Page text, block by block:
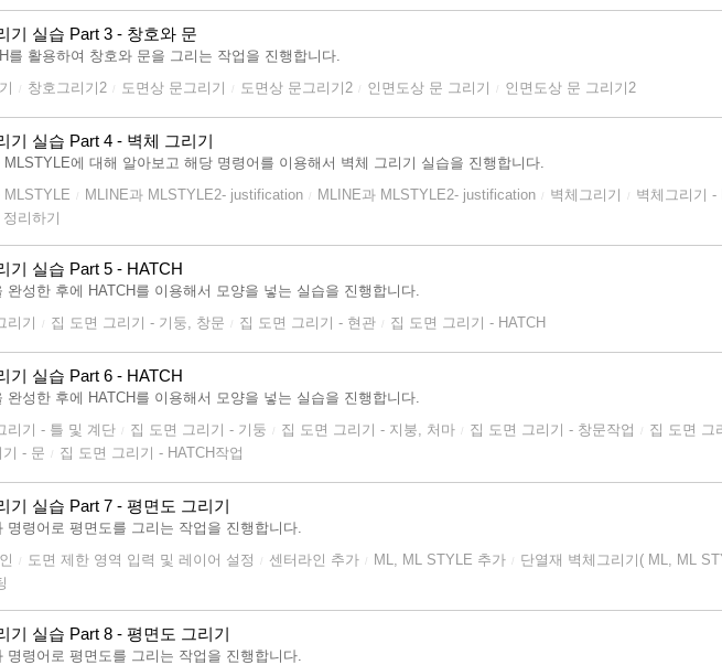
기 실습 Part 3 - 창호와 문
를 활용하여 창호와 문을 그리는 작업을 진행합니다.
창호그리기2 도면상 문그리기 도면상 문그리기2 인면도상 문 그리기 인면도상 문 그리기2
기 실습 Part 4 - 벽체 그리기
MLSTYLE에 대해 알아보고 해당 명령어를 이용해서 벽체 그리기 실습을 진행합니다.
MLSTYLE
MLINE과 MLSTYLE2- justification MLINE과 MLSTYLE2- justification 벽체그리기 벽체그리기 -
리하기
기 실습 Part 5 - HATCH
완성한 후에 HATCH를 이용해서 모양을 넣는 실습을 진행합니다.
리기
집 도면 그리기 - 기둥, 창문 집 도면 그리기 - 현관 집 도면 그리기 - HATCH
기 실습 Part 6 - HATCH
완성한 후에 HATCH를 이용해서 모양을 넣는 실습을 진행합니다.
리기 - 틀 및 계단
집 도면 그리기 - 기둥 집 도면 그리기 - 지붕, 처마 집 도면 그리기 - 창문작업 집 도면 그
기 - 문
집 도면 그리기 - HATCH작업
기 실습 Part 7 - 평면도 그리기
명령어로 평면도를 그리는 작업을 진행합니다.
도면 제한 영역 입력 및 레이어 설정 센터라인 추가 ML, ML STYLE 추가 단열재 벽체그리기( ML, ML
기 실습 Part 8 - 평면도 그리기
명령어로 평면도를 그리는 작업을 진행합니다.